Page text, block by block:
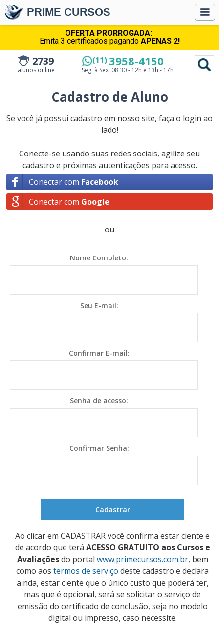
OFERTA PRORROGADA:
Emita 3 certificados pagando APENAS 2!
PRIME CURSOS
2739
alunos online
(11) 3958-4150
Seg. à Sex. 08:30 - 12h e 13h - 17h
Cadastro de Aluno
Se você já possui cadastro em nosso site, faça o login ao
lado!
Conecte-se usando suas redes sociais, agilize seu
cadastro e próximas autenticações para acesso.
Conectar com Facebook
Conectar com Google
ou
Nome Completo:
Seu E-mail:
Confirmar E-mail:
Senha de acesso:
Confirmar Senha:
Ao clicar em CADASTRAR você confirma estar ciente e
de acordo que terá ACESSO GRATUITO aos Cursos e
Avaliaçõesdo portal www.primecursos.com.br, bem
como aos termos de serviço deste cadastro e declara
ainda, estar ciente que o único custo que poderá ter,
mas que é opcional, será se solicitar o serviço de
emissão do certificado de conclusão, seja no modelo
digital ou impresso, caso necessite.